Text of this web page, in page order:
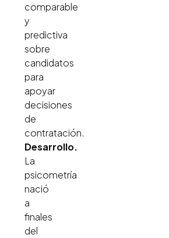
comparable
y
predictiva
sobre
candidatos
para
apoyar
decisiones
de
contratación.
Desarrollo.
La
psicometría
nació
a
finales
del